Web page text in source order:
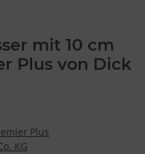
mit 10 cm
Plus von Dick
Plus
KG